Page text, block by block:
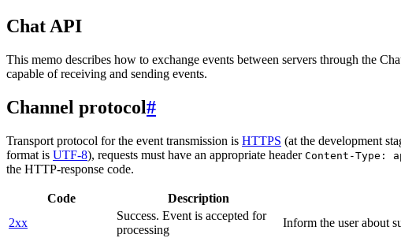
Chat API
This memo describes how to exchange events between servers through the
capable of receiving and sending events.
Channel protocol#
Transport protocol for the event transmission is HTTPS (at the development
format is UTF-8), requests must have an appropriate header Content-Type:
the HTTP-response code.
Code Description
2xx
Success. Event is accepted for
processing
Inform the user about